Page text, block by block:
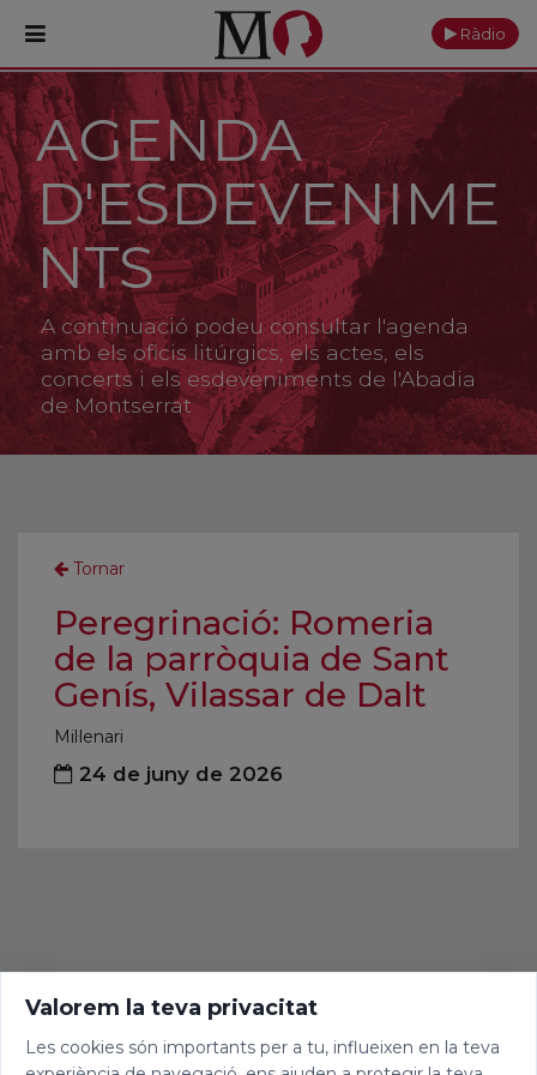
PORTADA
Monestir
Cultura
Actualitat
Fundació
Visita'ns
Ofrenes
Ràdio
AGENDA
D'ESDEVENIME
NTS
A continuació podeu consultar l'agenda
amb els oficis litúrgics, els actes, els
concerts i els esdeveniments de l'Abadia
de Montserrat
Tornar
Peregrinació: Romeria
de la parròquia de Sant
Genís, Vilassar de Dalt
Mil·lenari
24 de juny de 2026
Valorem la teva privacitat
Les cookies són importants per a tu, influeixen en la teva